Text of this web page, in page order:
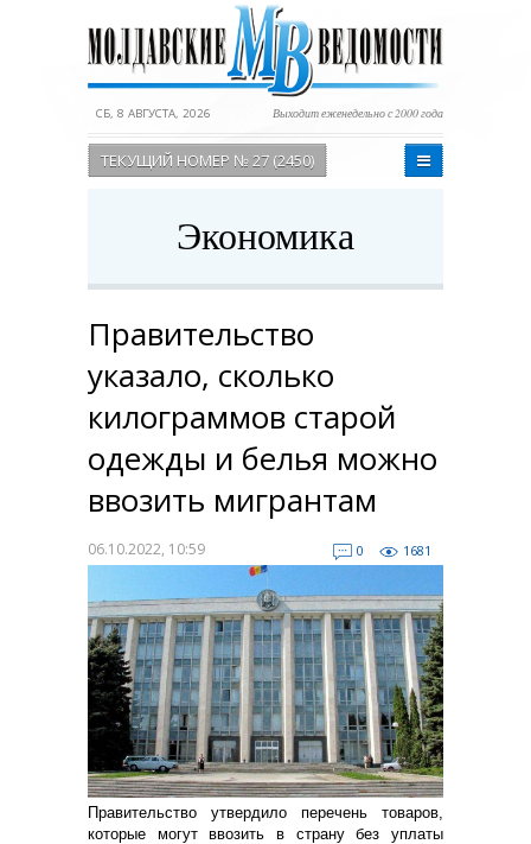
СБ, 8 АВГУСТА, 2026 Выходит еженедельно с 2000 года
ТЕКУЩИЙ НОМЕР № 27 (2450)
Экономика
Правительство
указало, сколько
килограммов старой
одежды и белья можно
ввозить мигрантам
06.10.2022, 10:59 0 1681
Правительство утвердило перечень товаров,
которые могут ввозить в страну без уплаты